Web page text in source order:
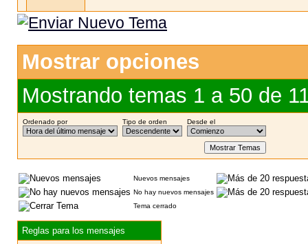
Mostrar opciones
Mostrando temas 1 a 50 de
Ordenado por Tipo de orden Desde el
Nuevos mensajes
No hay nuevos mensajes
Tema cerrado
Reglas para los mensajes